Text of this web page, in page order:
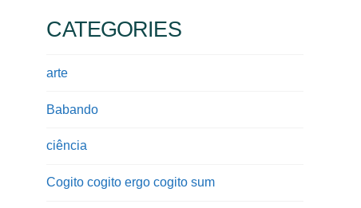
CATEGORIES
arte
Babando
ciência
Cogito cogito ergo cogito sum